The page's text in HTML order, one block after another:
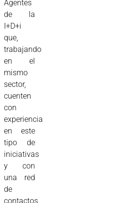
Agentes
de la
I+D+i
que,
trabajando
en el
mismo
sector,
cuenten
con
experiencia
en este
tipo de
iniciativas
y con
una red
de
contactos